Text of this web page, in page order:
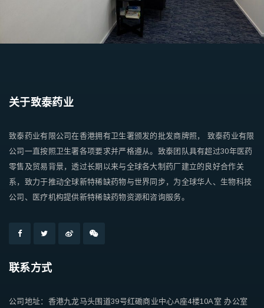
关于致泰药业
致泰药业有限公司在香港拥有卫生署颁发的批发商牌照， 致泰药业有限
公司一直按照卫生署各项要求并严格遵从。致泰团队具有超过30年医药
零售及贸易背景，透过长期以来与全球各大制药厂建立的良好合作关
系，致力于推动全球新特稀缺药物与世界同步，为全球华人、生物科技
公司、医疗机构提供新特稀缺药物资源和咨询服务。
联系方式
公司地址：香港九龙马头围道39号红磡商业中心A座4楼10A室 办公室